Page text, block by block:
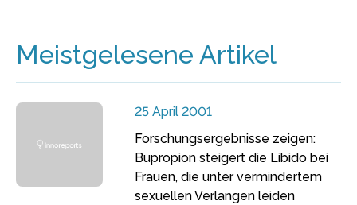
Meistgelesene Artikel
25 April 2001
Forschungsergebnisse zeigen:
Bupropion steigert die Libido bei
Frauen, die unter vermindertem
sexuellen Verlangen leiden